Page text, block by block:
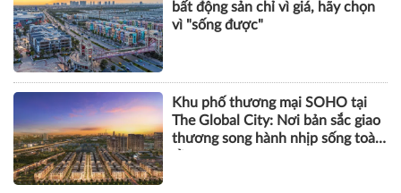
bất động sản chỉ vì giá, hãy chọn
vì "sống được"
Khu phố thương mại SOHO tại
The Global City: Nơi bản sắc giao
thương song hành nhịp sống toàn